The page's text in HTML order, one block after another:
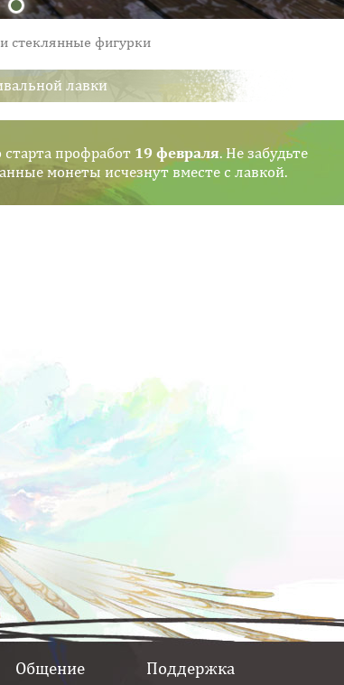
стеклянные фигурки
лавки
старта профработ 19 февраля. Не забудьте
монеты исчезнут вместе с лавкой.
Общение Поддержка